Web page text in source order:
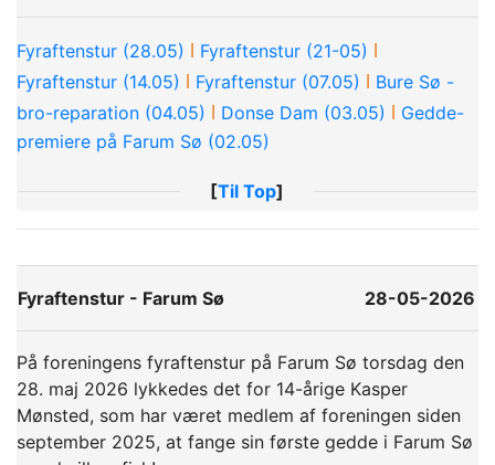
Fyraftenstur (28.05) ǀ Fyraftenstur (21-05) ǀ
Fyraftenstur (14.05) ǀ Fyraftenstur (07.05) ǀ Bure Sø -
bro-reparation (04.05) ǀ Donse Dam (03.05) ǀ Gedde-
premiere på Farum Sø (02.05)
[Til Top]
Fyraftenstur - Farum Sø 28-05-2026
På foreningens fyraftenstur på Farum Sø torsdag den
28. maj 2026 lykkedes det for 14-årige Kasper
Mønsted, som har været medlem af foreningen siden
september 2025, at fange sin første gedde i Farum Sø